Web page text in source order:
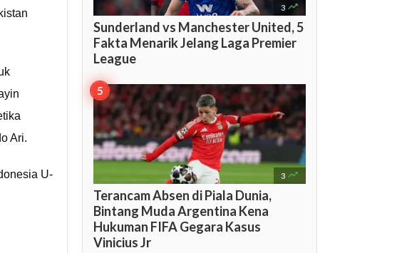
Ari.
U-
3 
Sunderland vs Manchester United, 5
Fakta Menarik Jelang Laga Premier
League
3 
Terancam Absen di Piala Dunia,
Bintang Muda Argentina Kena
Hukuman FIFA Gegara Kasus
Vinicius Jr